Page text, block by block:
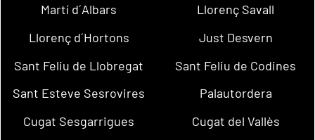
Martí d´Albars
Llorenç Savall
Llorenç d´Hortons
Just Desvern
Sant Feliu de Llobregat
Sant Feliu de Codines
Sant Esteve Sesrovires
Palautordera
Cugat Sesgarrigues
Cugat del Vallès